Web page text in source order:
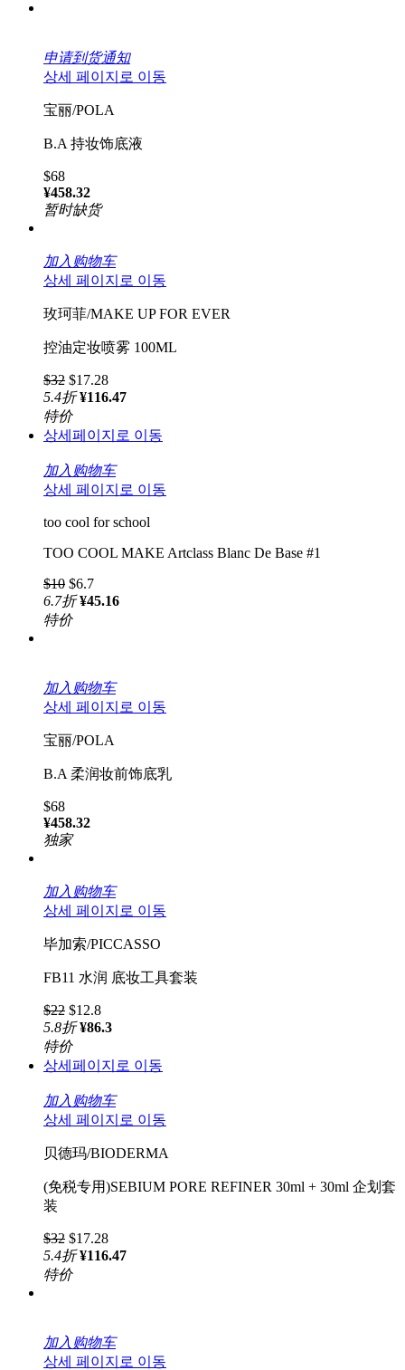
申请到货通知
상세 페이지로 이동
宝丽/POLA
B.A 持妆饰底液
$68
¥458.32
暂时缺货
加入购物车
상세 페이지로 이동
玫珂菲/MAKE UP FOR EVER
控油定妆喷雾 100ML
$32 $17.28
5.4折 ¥116.47
特价
상세페이지로 이동
加入购物车
상세 페이지로 이동
too cool for school
TOO COOL MAKE Artclass Blanc De Base #1
$10 $6.7
6.7折 ¥45.16
特价
加入购物车
상세 페이지로 이동
宝丽/POLA
B.A 柔润妆前饰底乳
$68
¥458.32
独家
加入购物车
상세 페이지로 이동
毕加索/PICCASSO
FB11 水润 底妆工具套装
$22 $12.8
5.8折 ¥86.3
特价
상세페이지로 이동
加入购物车
상세 페이지로 이동
贝德玛/BIODERMA
(免税专用)SEBIUM PORE REFINER 30ml + 30ml 企划套
装
$32 $17.28
5.4折 ¥116.47
特价
加入购物车
상세 페이지로 이동